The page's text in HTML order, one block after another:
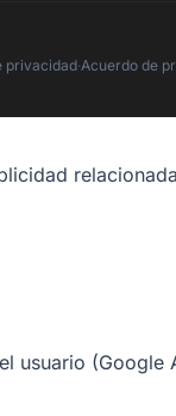
privacidad·Acuerdo de
usuario (Google